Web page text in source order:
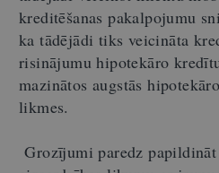
kreditēšanas pakalpojumu
ka tādējādi tiks veicināta
risinājumu hipotekāro
mazinātos augstās
likmes.
Grozījumi paredz